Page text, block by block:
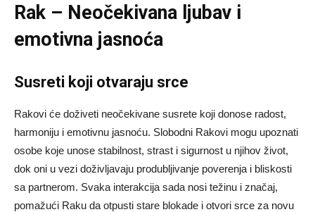
Rak – Neočekivana ljubav i
emotivna jasnoća
Susreti koji otvaraju srce
Rakovi će doživeti neočekivane susrete koji donose radost,
harmoniju i emotivnu jasnoću. Slobodni Rakovi mogu upoznati
osobe koje unose stabilnost, strast i sigurnost u njihov život,
dok oni u vezi doživljavaju produbljivanje poverenja i bliskosti
sa partnerom. Svaka interakcija sada nosi težinu i značaj,
pomažući Raku da otpusti stare blokade i otvori srce za novu